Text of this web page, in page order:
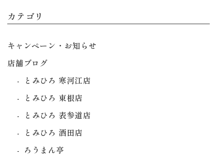
カテゴリ
キャンペーン・お知らせ
店舗ブログ
とみひろ 寒河江店
とみひろ 東根店
とみひろ 表参道店
とみひろ 酒田店
ろうまん亭